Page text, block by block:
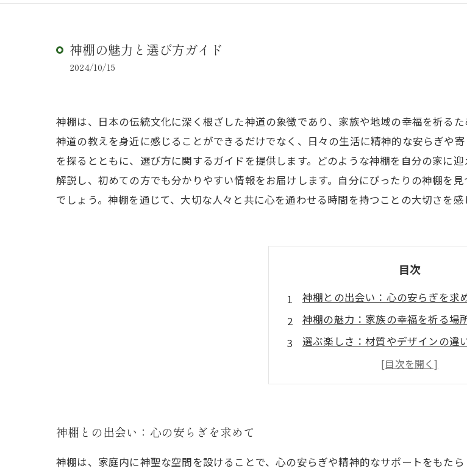
神棚の魅力と選び方ガイド
2024/10/15
神棚は、日本の伝統文化に深く根ざした神道の象徴であり、家族や地域の幸福を祈る
神道の教えを身近に感じることができるだけでなく、日々の生活に精神的な安らぎや
を探るとともに、選び方に関するガイドを提供します。どのような神棚を自分の家に
解説し、初めての方でも分かりやすい情報をお届けします。自分にぴったりの神棚を
でしょう。神棚を通じて、大切な人々と共に心を通わせる時間を持つことの大切さを感
目次
神棚との出会い：心の安らぎを求
神棚の魅力：家族の幸福を祈る場
選ぶ楽しさ：材質やデザインの違
設置場所のポイント：空間を活か
初めての神棚：安心して迎えるた
神棚との出会い：心の安らぎを求めて
神棚は、家庭内に神聖な空間を設けることで、心の安らぎや精神的なサポートをもた